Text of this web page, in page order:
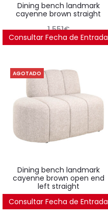
dining bench landmark
cayenne brown straight
1.551€
Consultar Fecha de Entrada
AGOTADO
dining bench landmark
cayenne brown open end
left straight
1.805€
Consultar Fecha de Entrada